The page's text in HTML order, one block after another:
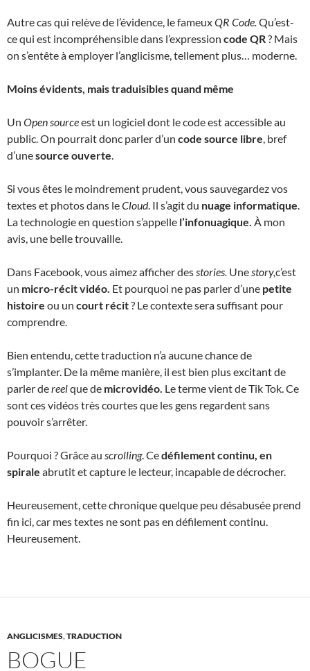
Autre cas qui relève de l’évidence, le fameuxQR Code.Qu’est-
ce qui est incompréhensible dans l’expression code QR? Mais
on s’entête à employer l’anglicisme, tellement plus… moderne.
Moins évidents, mais traduisibles quand même
Un Open sourceest un logiciel dont le code est accessible au
public. On pourrait donc parler d’un code source libre, bref
d’unesource ouverte.
Si vous êtes le moindrement prudent, vous sauvegardez vos
textes et photos dans leCloud. Il s’agit du nuage informatique.
La technologie en question s’appelle l’infonuagique. À mon
avis, une belle trouvaille.
Dans Facebook, vous aimez afficher desstories. Unestory,c’est
un micro-récit vidéo. Et pourquoi ne pas parler d’une petite
histoire ou un court récit? Le contexte sera suffisant pour
comprendre.
Bien entendu, cette traduction n’a aucune chance de
s’implanter. De la même manière, il est bien plus excitant de
parler dereelque de microvidéo. Le terme vient de Tik Tok. Ce
sont ces vidéos très courtes que les gens regardent sans
pouvoir s’arrêter.
Pourquoi ? Grâce au scrolling. Cedéfilement continu, en
spirale abrutit et capture le lecteur, incapable de décrocher.
Heureusement, cette chronique quelque peu désabusée prend
fin ici, car mes textes ne sont pas en défilement continu.
Heureusement.
ANGLICISMES,TRADUCTION
BOGUE